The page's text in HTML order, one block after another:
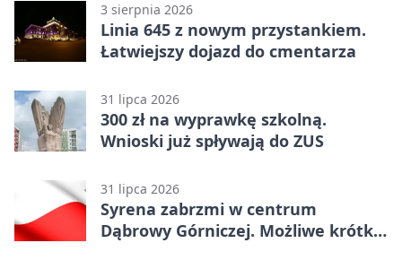
3 sierpnia 2026
Linia 645 z nowym przystankiem.
Łatwiejszy dojazd do cmentarza
31 lipca 2026
300 zł na wyprawkę szkolną.
Wnioski już spływają do ZUS
31 lipca 2026
Syrena zabrzmi w centrum
Dąbrowy Górniczej. Możliwe krótkie